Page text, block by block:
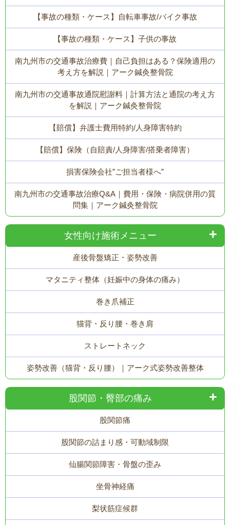
【事故の種類・ケース】自転車事故/バイク事故
【事故の種類・ケース】子供の事故
南九州市の交通事故治療費｜自己負担はある？保険適用の
考え方を解説｜アーク鍼灸整骨院
南九州市の交通事故通院慰謝料｜計算方法と通院の考え方
を解説｜アーク鍼灸整骨院
【賠償】弁護士費用特約/人身障害特約
【賠償】保険（自賠責/人身障害/搭乗者障害）
損害保険会社”ご担当者様へ”
南九州市の交通事故治療Q&A｜費用・保険・病院併用の質
問集｜アーク鍼灸整骨院
女性向け施術メニュー
産後骨盤矯正・姿勢改善
マタニティ整体（妊娠中の身体の痛み）
巻き爪補正
猫背・反り腰・巻き肩
ストレートネック
姿勢改善（猫背・反り腰）｜アーク式姿勢改善整体
股関節・臀部の痛み
股関節痛
股関節の詰まり感・可動域制限
仙腸関節障害・骨盤の歪み
坐骨神経痛
梨状筋症候群